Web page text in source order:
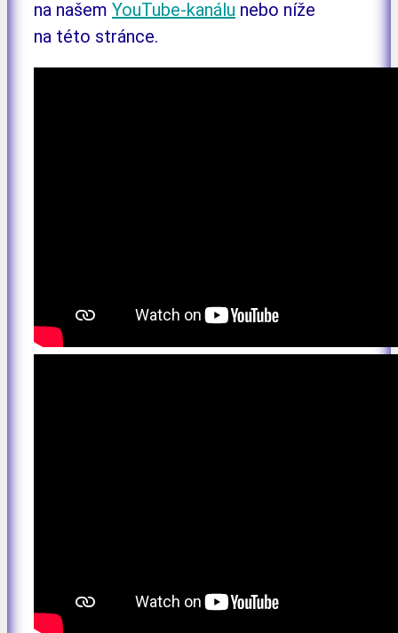
na našem YouTube-kanálu nebo níže
na této stránce.